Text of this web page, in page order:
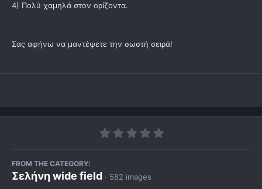
4) Πολύ χαμηλά στον ορίζοντα.
Σας αφήνω να μαντέψετε την σωστή σειρά!
FROM THE CATEGORY:
Σελήνη wide field · 582 images